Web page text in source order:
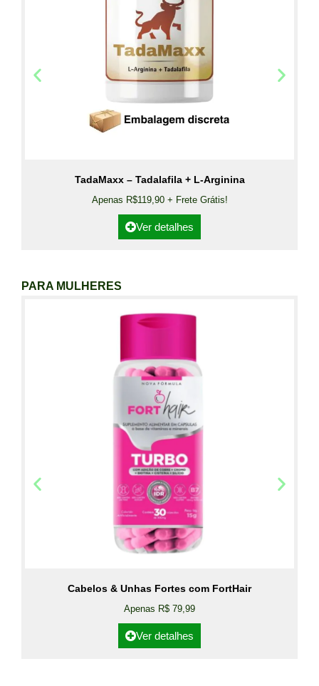
TadaMaxx – Tadalafila + L-Arginina
Apenas R$119,90 + Frete Grátis!
Ver detalhes
PARA MULHERES
Cabelos & Unhas Fortes com FortHair
Apenas R$ 79,99
Ver detalhes